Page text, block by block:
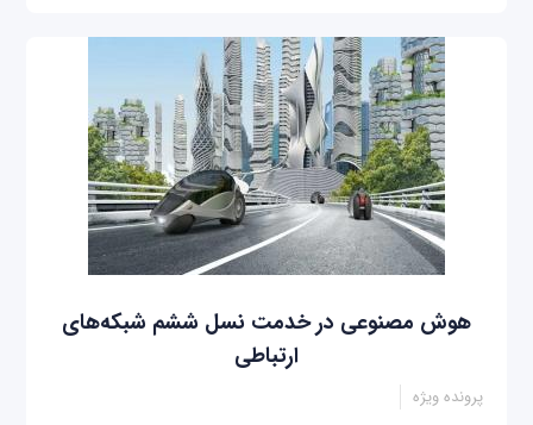
هوش مصنوعی در خدمت نسل ششم شبکه‌های
ارتباطی
پرونده ویژه